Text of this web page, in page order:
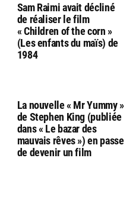
Sam Raimi avait décliné
de réaliser le film
« Children of the corn »
(Les enfants du maïs) de
1984
La nouvelle « Mr Yummy »
de Stephen King (publiée
dans « Le bazar des
mauvais rêves ») en passe
de devenir un film